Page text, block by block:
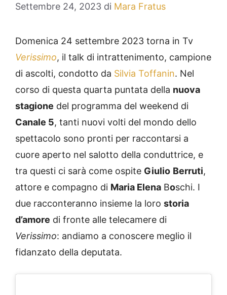
Settembre 24, 2023 di Mara Fratus
Domenica 24 settembre 2023 torna in Tv
Verissimo, il talk di intrattenimento, campione
di ascolti, condotto da Silvia Toffanin. Nel
corso di questa quarta puntata della nuova
stagione del programma del weekend di
Canale 5, tanti nuovi volti del mondo dello
spettacolo sono pronti per raccontarsi a
cuore aperto nel salotto della conduttrice, e
tra questi ci sarà come ospite Giulio Berruti,
attore e compagno di Maria Elena Boschi. I
due racconteranno insieme la loro storia
d’amore di fronte alle telecamere di
Verissimo: andiamo a conoscere meglio il
fidanzato della deputata.